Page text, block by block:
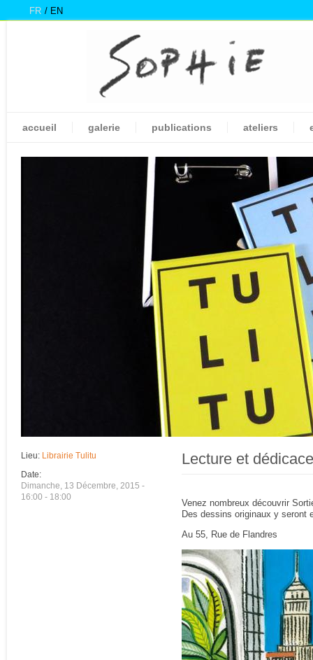
FR EN
accueil galerie publications ateliers
Lieu: Librairie Tulitu
Date:
Dimanche, 13 Décembre, 2015 -
16:00 - 18:00
Lecture et
Venez nombreux découvrir
Des dessins originaux y seront
Au 55, Rue de Flandres